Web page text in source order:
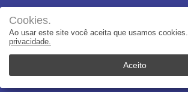
Geral Saúde Política
Entretenimento
Cookies.
Ao usar este site você aceita que usamos cookies.
privacidade.
Aceito